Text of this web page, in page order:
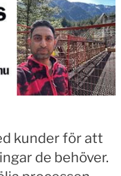
kunder för att
de behöver.